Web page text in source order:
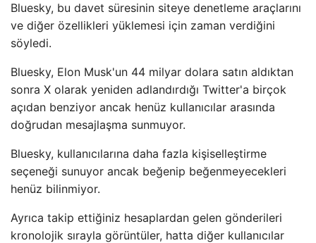
Bluesky, bu davet süresinin siteye denetleme araçlarını
ve diğer özellikleri yüklemesi için zaman verdiğini
söyledi.
Bluesky, Elon Musk'un 44 milyar dolara satın aldıktan
sonra X olarak yeniden adlandırdığı Twitter'a birçok
açıdan benziyor ancak henüz kullanıcılar arasında
doğrudan mesajlaşma sunmuyor.
Bluesky, kullanıcılarına daha fazla kişiselleştirme
seçeneği sunuyor ancak beğenip beğenmeyecekleri
henüz bilinmiyor.
Ayrıca takip ettiğiniz hesaplardan gelen gönderileri
kronolojik sırayla görüntüler, hatta diğer kullanıcılar